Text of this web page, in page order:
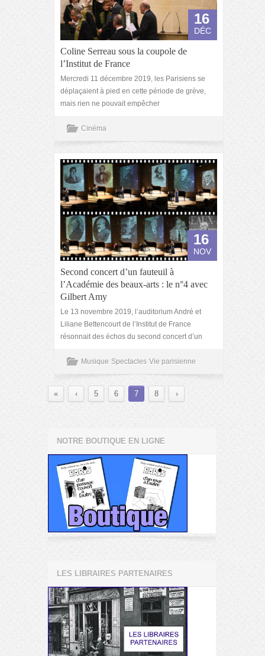
16
DÉC
Coline Serreau sous la coupole de
l’Institut de France
Mercredi 11 décembre 2019, les Parisiens se
déplaçaient à pied en cette période de grève,
mais rien ne pouvait empêcher
Cinéma
16
NOV
Second concert d’un fauteuil à
l’Académie des beaux-arts : le n°4 avec
Gilbert Amy
Le 13 novembre 2019, l’auditorium André et
Liliane Bettencourt de l’Institut de France
résonnait des échos du second concert d’un
Musique Spectacles Vie parisienne
« ‹ 5 6 7 8 ›
NOTRE BOUTIQUE EN LIGNE
LES LIBRAIRES PARTENAIRES